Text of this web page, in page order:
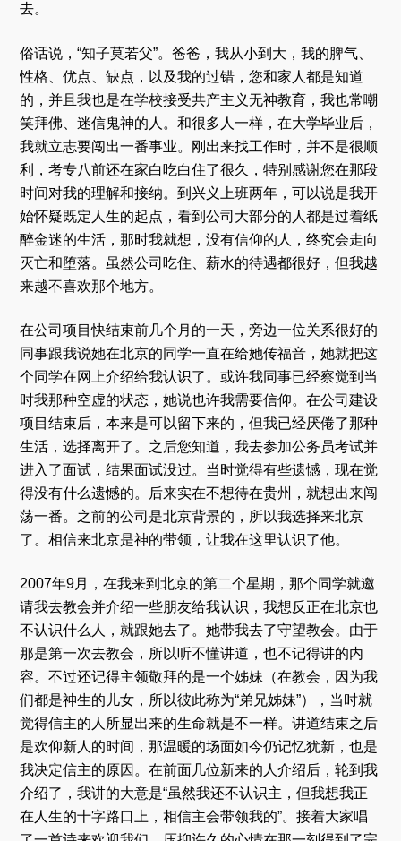
去。
俗话说，“知子莫若父”。爸爸，我从小到大，我的脾气、
性格、优点、缺点，以及我的过错，您和家人都是知道
的，并且我也是在学校接受共产主义无神教育，我也常嘲
笑拜佛、迷信鬼神的人。和很多人一样，在大学毕业后，
我就立志要闯出一番事业。刚出来找工作时，并不是很顺
利，考专八前还在家白吃白住了很久，特别感谢您在那段
时间对我的理解和接纳。到兴义上班两年，可以说是我开
始怀疑既定人生的起点，看到公司大部分的人都是过着纸
醉金迷的生活，那时我就想，没有信仰的人，终究会走向
灭亡和堕落。虽然公司吃住、薪水的待遇都很好，但我越
来越不喜欢那个地方。
在公司项目快结束前几个月的一天，旁边一位关系很好的
同事跟我说她在北京的同学一直在给她传福音，她就把这
个同学在网上介绍给我认识了。或许我同事已经察觉到当
时我那种空虚的状态，她说也许我需要信仰。在公司建设
项目结束后，本来是可以留下来的，但我已经厌倦了那种
生活，选择离开了。之后您知道，我去参加公务员考试并
进入了面试，结果面试没过。当时觉得有些遗憾，现在觉
得没有什么遗憾的。后来实在不想待在贵州，就想出来闯
荡一番。之前的公司是北京背景的，所以我选择来北京
了。相信来北京是神的带领，让我在这里认识了他。
2007年9月，在我来到北京的第二个星期，那个同学就邀
请我去教会并介绍一些朋友给我认识，我想反正在北京也
不认识什么人，就跟她去了。她带我去了守望教会。由于
那是第一次去教会，所以听不懂讲道，也不记得讲的内
容。不过还记得主领敬拜的是一个姊妹（在教会，因为我
们都是神生的儿女，所以彼此称为“弟兄姊妹”），当时就
觉得信主的人所显出来的生命就是不一样。讲道结束之后
是欢仰新人的时间，那温暖的场面如今仍记忆犹新，也是
我决定信主的原因。在前面几位新来的人介绍后，轮到我
介绍了，我讲的大意是“虽然我还不认识主，但我想我正
在人生的十字路口上，相信主会带领我的”。接着大家唱